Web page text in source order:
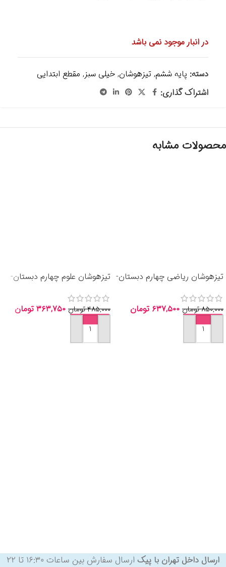
در انبار موجود نمی باشد
دسته: پایه ششم, تیزهوشان, خیلی سبز, مقطع ابتدایی
اشتراک گذاری:
محصولات مشابه
تیزهوشان ریاضی چهارم دبستان-
۸۵۰,۰۰۰تومان ۶۳۷,۵۰۰ تومان
افزودن به سبد خرید
تیزهوشان علوم چهارم دبستان-
۴۸۵,۰۰۰تومان ۳۶۳,۷۵۰ تومان
افزودن به سبد خرید
ارسال داخل تهران با پیک
ارسال سفارش بین ساعات ۱۶:۳۰ تا ۲۲